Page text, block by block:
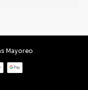
Mayoreo